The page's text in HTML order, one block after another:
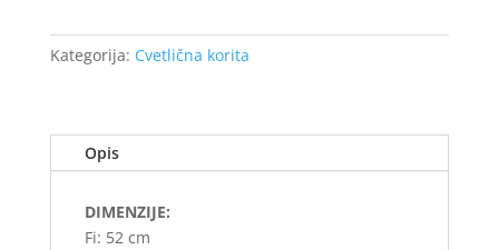
Kategorija: Cvetlična korita
Opis
DIMENZIJE:
Fi: 52 cm